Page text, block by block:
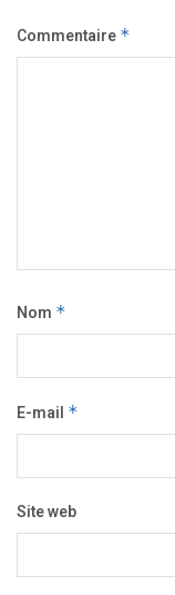
Commentaire *
Nom *
E-mail *
Site web